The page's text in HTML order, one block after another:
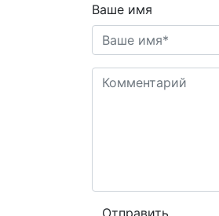
Ваше имя